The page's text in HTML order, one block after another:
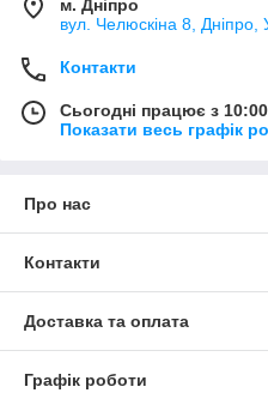
м. Дніпро
вул. Челюскіна 8, Дніпро,
Контакти
Сьогодні працює з
Показати весь графік
Про нас
Контакти
Доставка та оплата
Графік роботи